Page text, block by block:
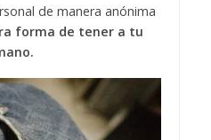
de manera anónima
forma de tener a tu